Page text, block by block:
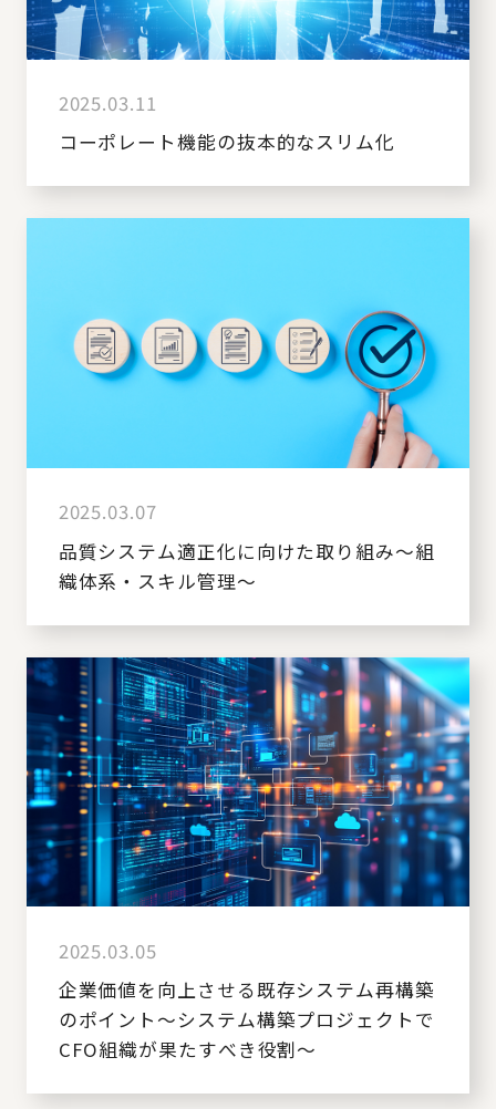
2025.03.11
コーポレート機能の抜本的なスリム化
2025.03.07
品質システム適正化に向けた取り組み～組
織体系・スキル管理～
2025.03.05
企業価値を向上させる既存システム再構築
のポイント～システム構築プロジェクトで
CFO組織が果たすべき役割～